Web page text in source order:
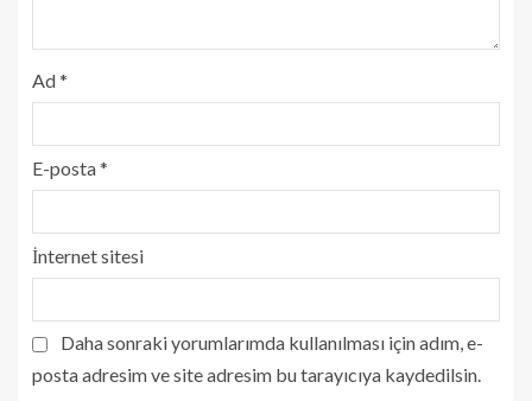
Ad*
E-posta*
İnternet sitesi
Daha sonraki yorumlarımda kullanılması için adım, e-
posta adresim ve site adresim bu tarayıcıya kaydedilsin.